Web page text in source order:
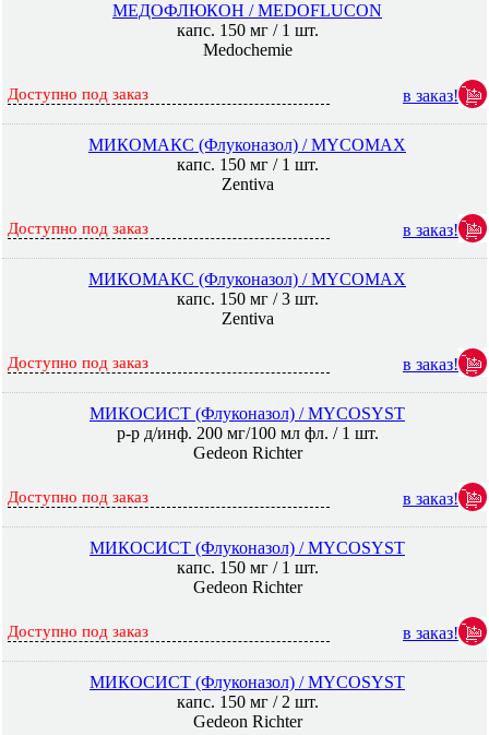
МЕДОФЛЮКОН / MEDOFLUCON
капс. 150 мг / 1 шт.
Medochemie
Доступно под заказ в заказ!
МИКОМАКС (Флуконазол) / MYCOMAX
капс. 150 мг / 1 шт.
Zentiva
Доступно под заказ в заказ!
МИКОМАКС (Флуконазол) / MYCOMAX
капс. 150 мг / 3 шт.
Zentiva
Доступно под заказ в заказ!
МИКОСИСТ (Флуконазол) / MYCOSYST
р-р д/инф. 200 мг/100 мл фл. / 1 шт.
Gedeon Richter
Доступно под заказ в заказ!
МИКОСИСТ (Флуконазол) / MYCOSYST
капс. 150 мг / 1 шт.
Gedeon Richter
Доступно под заказ в заказ!
МИКОСИСТ (Флуконазол) / MYCOSYST
капс. 150 мг / 2 шт.
Gedeon Richter